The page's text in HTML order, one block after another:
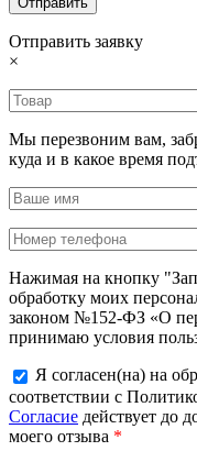
Отправить заявку
×
Мы перезвоним вам,
куда и в какое время
Нажимая на кнопку
обработку моих
законом №152-ФЗ «О
принимаю условия
Я согласен(на) на
соответствии с
Согласие действует до
моего отзыва *